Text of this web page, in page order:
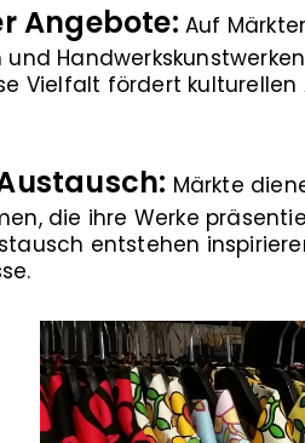
Angebote: Auf
Vielfalt fördert
Märkte
die ihre Werke
entstehen